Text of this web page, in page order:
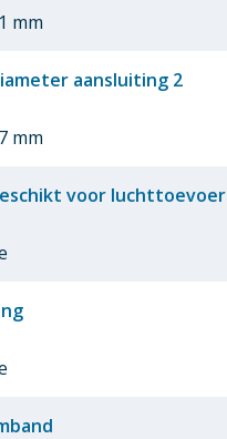
mm
aansluiting 2
mm
voor luchttoevoer